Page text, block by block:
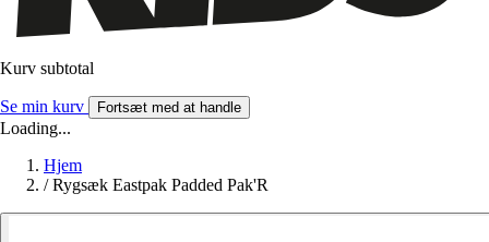
Kurv subtotal
Se min kurv Fortsæt med at handle
Loading...
Hjem
/ Rygsæk Eastpak Padded Pak'R